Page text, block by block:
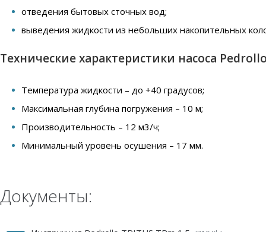
отведения бытовых сточных вод;
выведения жидкости из небольших накопительных
Технические характеристики насоса
Температура жидкости – до +40 градусов;
Максимальная глубина погружения – 10 м;
Производительность – 12 м3/ч;
Минимальный уровень осушения – 17 мм.
Документы: